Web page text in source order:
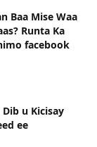
Baa Mise Waa
Runta Ka
facebook
u Kicisay
ee